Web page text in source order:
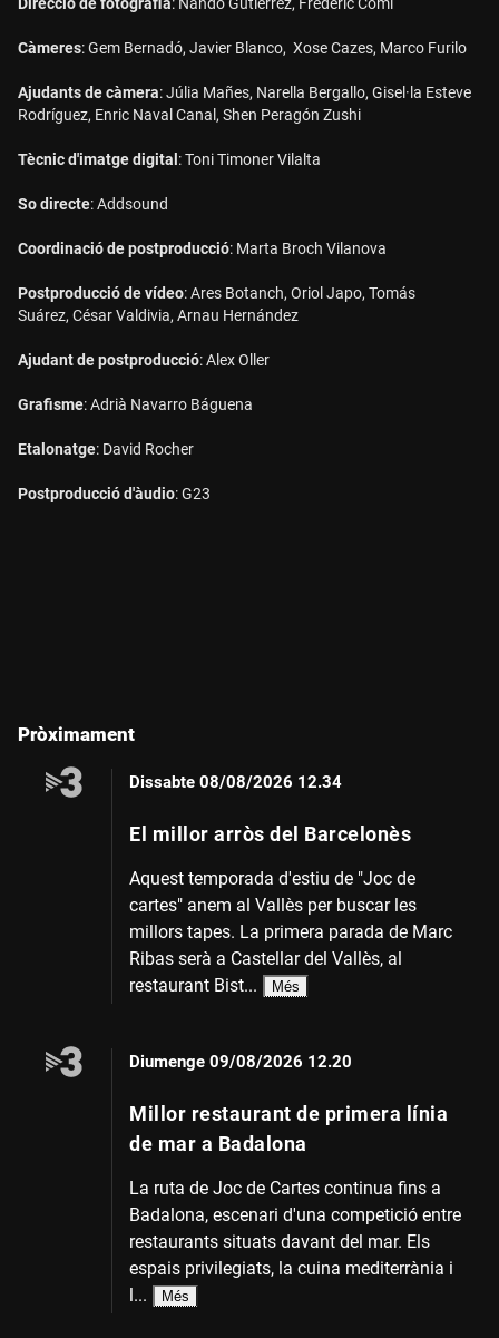
Càmeres: Gem Bernadó, Javier Blanco, Xose Cazes, Marco Furilo
Ajudants de càmera: Júlia Mañes, Narella Bergallo, Gisel·la Esteve
Rodríguez, Enric Naval Canal, Shen Peragón Zushi
Tècnic d'imatge digital : Toni Timoner Vilalta
So directe: Addsound
Coordinació de postproducció: Marta Broch Vilanova
Postproducció de vídeo: Ares Botanch, Oriol Japo, Tomás
Suárez, César Valdivia, Arnau Hernández
Ajudant de postproducció: Alex Oller
Grafisme: Adrià Navarro Báguena
Etalonatge: David Rocher
Postproducció d'àudio: G23
Pròximament
Dissabte 08/08/2026 12.34
El millor arròs del Barcelonès
Aquest temporada d'estiu de "Joc de
cartes" anem al Vallès per buscar les
millors tapes. La primera parada de Marc
Ribas serà a Castellar del Vallès, al
restaurant Bist...
Més
Diumenge 09/08/2026 12.20
Millor restaurant de primera línia
de mar a Badalona
La ruta de Joc de Cartes continua fins a
Badalona, escenari d'una competició entre
restaurants situats davant del mar. Els
espais privilegiats, la cuina mediterrània i
l...
Més